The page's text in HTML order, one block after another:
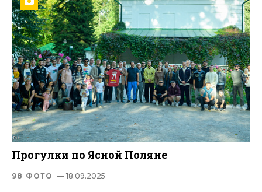
Прогулки по Ясной Поляне
98 ФОТО — 18.09.2025